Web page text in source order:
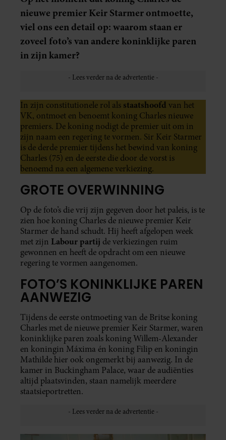
nieuwe premier Keir Starmer ontmoette,
viel ons een detail op: waarom staan er
zoveel foto’s van andere koninklijke paren
in zijn kamer?
In zijn constitutionele rol als staatshoofd van het
VK, ontmoet en benoemt koning Charles nieuwe
premiers. De koning nodigt de premier uit om in
zijn naam een regering te vormen. Sir Keir Starmer
is de derde premier tijdens het bewind van koning
Charles (75) en de eerste die door de vorst is
benoemd na een algemene verkiezing.
GROTE OVERWINNING
Op de foto’s die vrij zijn gegeven door het paleis, is te
zien hoe koning Charles de nieuwe premier Keir
Starmer de hand schudt. Hij heeft afgelopen week
met zijn Labour partij de verkiezingen ruim
gewonnen en heeft de opdracht om een nieuwe
regering te vormen aangenomen.
FOTO’S KONINKLIJKE PAREN
AANWEZIG
Tijdens de eerste ontmoeting van de Britse koning
Charles met de nieuwe premier Keir Starmer, waren
koninklijke paren zoals koning Willem-Alexander
en koningin Máxima én koning Filip en koningin
Mathilde hier ook ongemerkt bij aanwezig. In de
kamer in Buckingham Palace, waar de audiënties
altijd plaatsvinden, staan namelijk meerdere
staatsieportretten.